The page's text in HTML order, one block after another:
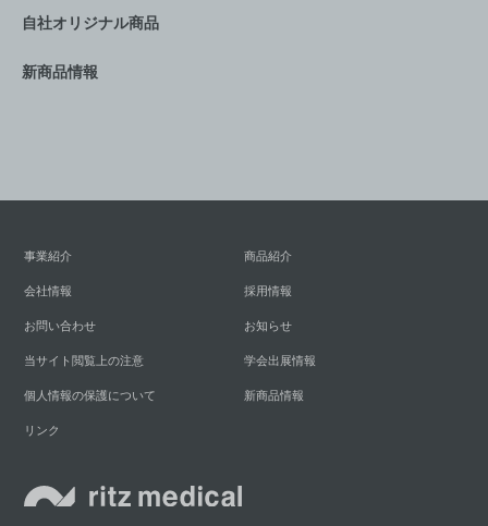
自社オリジナル商品
新商品情報
事業紹介 商品紹介
会社情報 採用情報
お問い合わせ お知らせ
当サイト閲覧上の注意 学会出展情報
個人情報の保護について 新商品情報
リンク